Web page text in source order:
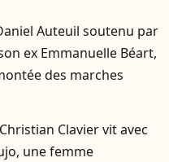
Auteuil soutenu par
ex Emmanuelle Béart,
des marches
Clavier vit avec
une femme